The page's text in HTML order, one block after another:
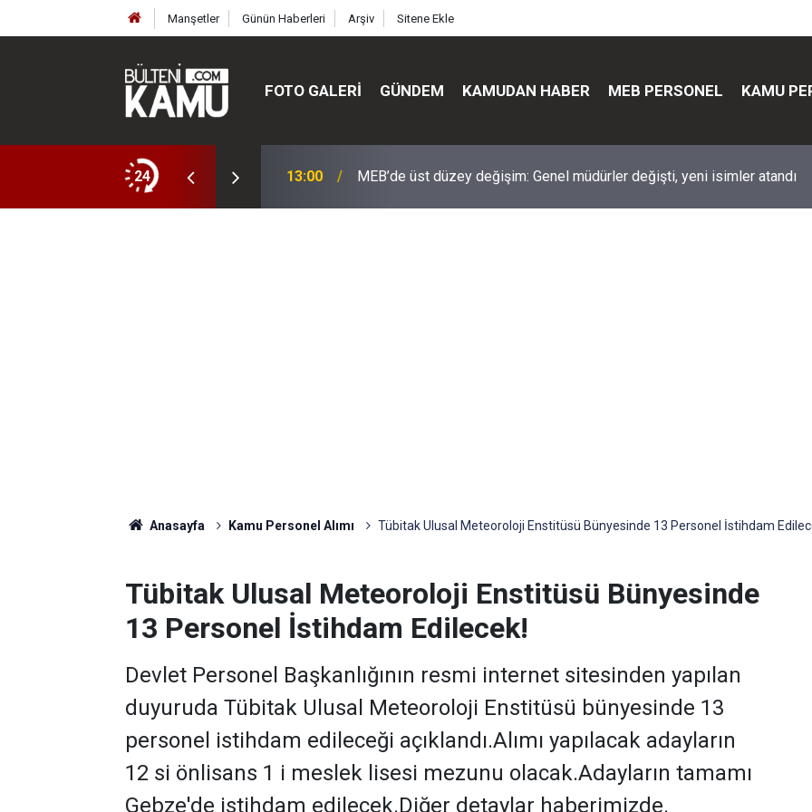
Manşetler Günün Haberleri Arşiv Sitene Ekle
FOTO GALERI GÜNDEM KAMUDAN HABER MEB PERSONEL KAMU
24
ve enstitüler kuruldu, bazıları kapatıldı 13:00 MEB’de üst düzey değişim: Genel müdürler değişti, yeni isimler atandı
Anasayfa Kamu Personel Alımı Tübitak Ulusal Meteoroloji Enstitüsü Bünyesinde 13 Personel İstihdam
Tübitak Ulusal Meteoroloji Enstitüsü Bünyesinde
13 Personel İstihdam Edilecek!
Devlet Personel Başkanlığının resmi internet sitesinden yapılan
duyuruda Tübitak Ulusal Meteoroloji Enstitüsü bünyesinde 13
personel istihdam edileceği açıklandı.Alımı yapılacak adayların
12 si önlisans 1 i meslek lisesi mezunu olacak.Adayların tamamı
Gebze'de istihdam edilecek.Diğer detaylar haberimizde.